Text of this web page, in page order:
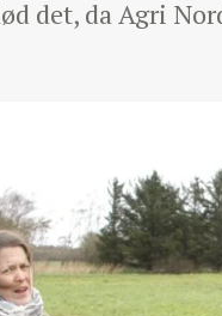
det, da Agri